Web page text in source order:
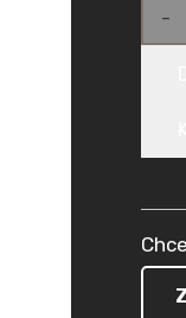
ilość
do